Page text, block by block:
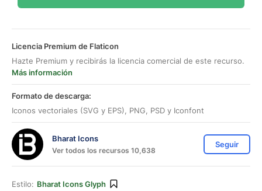
Licencia Premium de Flaticon
Hazte Premium y recibirás la licencia comercial de este recurso.
Más información
Formato de descarga:
Iconos vectoriales (SVG y EPS), PNG, PSD y Iconfont
Bharat Icons
Ver todos los recursos 10,638
Seguir
Estilo: Bharat Icons Glyph